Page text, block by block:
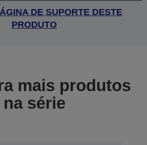
DE SUPORTE DESTE
PRODUTO
mais produtos
na série